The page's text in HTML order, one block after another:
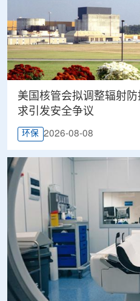
美国核管会拟调整辐射
求引发安全争议
环保 2026-08-08